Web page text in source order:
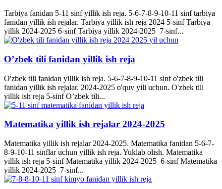
Tarbiya fanidan 5-11 sinf yillik ish reja. 5-6-7-8-9-10-11 sinf tarbiya
fanidan yillik ish rejalar. Tarbiya yillik ish reja 2024 5-sinf Tarbiya
yillik 2024-2025 6-sinf Tarbiya yillik 2024-2025 7-sinf...
O’zbek tili fanidan yillik ish reja
O'zbek tili fanidan yillik ish reja. 5-6-7-8-9-10-11 sinf o'zbek tili
fanidan yillik ish rejalar. 2024-2025 o'quv yili uchun. O'zbek tili
yillik ish reja 5-sinf O’zbek tili...
Matematika yillik ish rejalar 2024-2025
Matematika yillik ish rejalar 2024-2025. Matematika fanidan 5-6-7-
8-9-10-11 sinflar uchun yillik ish reja. Yuklab olish. Matematika
yillik ish reja 5-sinf Matematika yillik 2024-2025 6-sinf Matematika
yillik 2024-2025 7-sinf...